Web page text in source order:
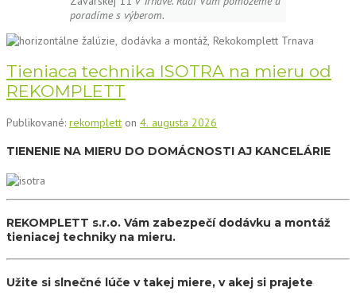
poradíme s výberom.
Tieniaca technika ISOTRA na mieru od
REKOMPLETT
Publikované: rekomplett on 4. augusta 2026
TIENENIE NA MIERU DO DOMÁCNOSTI AJ KANCELÁRIE
REKOMPLETT s.r.o. Vám zabezpečí dodávku a montáž
tieniacej techniky na mieru.
Užite si slnečné lúče v takej miere, v akej si prajete